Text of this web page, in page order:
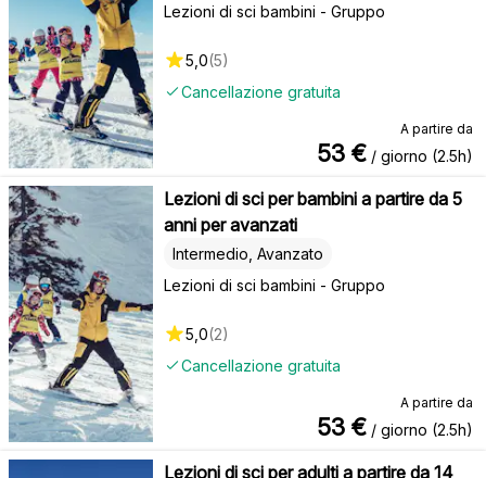
Lezioni di sci bambini - Gruppo
Cancellazione gratuita
5,0(5)
A partire da
53 € / giorno (2.5h)
Lezioni di sci per bambini a partire da 5
anni per avanzati
Lezioni di sci bambini - Gruppo
Intermedio, Avanzato
Cancellazione gratuita
5,0(2)
A partire da
53 € / giorno (2.5h)
Lezioni di sci per adulti a partire da 14